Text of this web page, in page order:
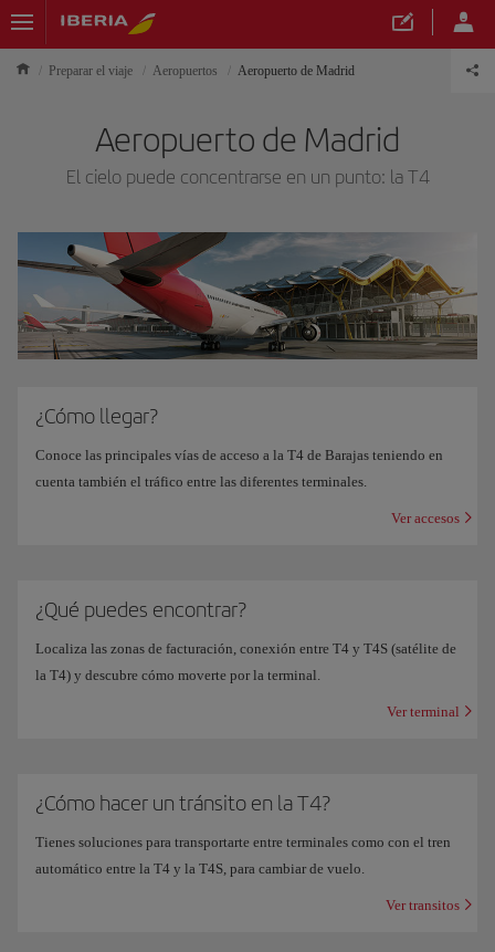
Preparar el viaje Aeropuertos Aeropuerto de Madrid
Aeropuerto de Madrid
El cielo puede concentrarse en un punto: la T4
¿Cómo llegar?
Conoce las principales vías de acceso a la T4 de Barajas teniendo en
cuenta también el tráfico entre las diferentes terminales.
Ver accesos
¿Qué puedes encontrar?
Localiza las zonas de facturación, conexión entre T4 y T4S (satélite de
la T4) y descubre cómo moverte por la terminal.
Ver terminal
¿Cómo hacer un tránsito en la T4?
Tienes soluciones para transportarte entre terminales como con el tren
automático entre la T4 y la T4S, para cambiar de vuelo.
Ver transitos